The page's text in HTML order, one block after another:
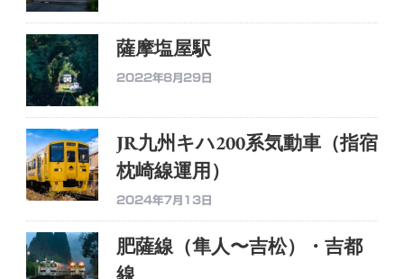
薩摩塩屋駅
2022年8月29日
JR九州キハ200系気動車（指宿
枕崎線運用）
2024年7月13日
肥薩線（隼人〜吉松）・吉都
線